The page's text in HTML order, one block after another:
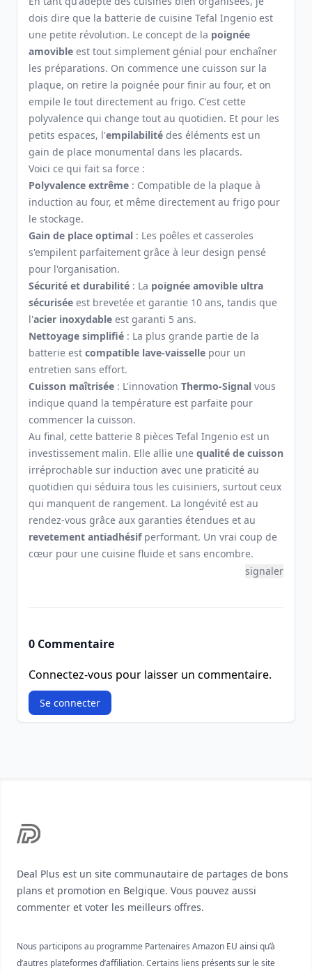
dois dire que la batterie de cuisine Tefal Ingenio est
une petite révolution. Le concept de la poignée
amovible est tout simplement génial pour enchaîner
les préparations. On commence une cuisson sur la
plaque, on retire la poignée pour finir au four, et on
empile le tout directement au frigo. C'est cette
polyvalence qui change tout au quotidien. Et pour les
petits espaces, l'empilabilité des éléments est un
gain de place monumental dans les placards.
Voici ce qui fait sa force :
Polyvalence extrême : Compatible de la plaque à
induction au four, et même directement au frigo pour
le stockage.
Gain de place optimal : Les poêles et casseroles
s'empilent parfaitement grâce à leur design pensé
pour l'organisation.
Sécurité et durabilité : La poignée amovible ultra
sécurisée est brevetée et garantie 10 ans, tandis que
l'acier inoxydable est garanti 5 ans.
Nettoyage simplifié : La plus grande partie de la
batterie est compatible lave-vaisselle pour un
entretien sans effort.
Cuisson maîtrisée : L'innovation Thermo-Signal vous
indique quand la température est parfaite pour
commencer la cuisson.
Au final, cette batterie 8 pièces Tefal Ingenio est un
investissement malin. Elle allie une qualité de cuisson
irréprochable sur induction avec une praticité au
quotidien qui séduira tous les cuisiniers, surtout ceux
qui manquent de rangement. La longévité est au
rendez-vous grâce aux garanties étendues et au
revetement antiadhésifperformant. Un vrai coup de
cœur pour une cuisine fluide et sans encombre.
signaler
0 Commentaire
Connectez-vous pour laisser un commentaire.
Se connecter
Deal Plus est un site communautaire de partages de bons
plans et promotion en Belgique. Vous pouvez aussi
commenter et voter les meilleurs offres.
Nous participons au programme Partenaires Amazon EU ainsi qu’à
d’autres plateformes d’affiliation. Certains liens présents sur le site